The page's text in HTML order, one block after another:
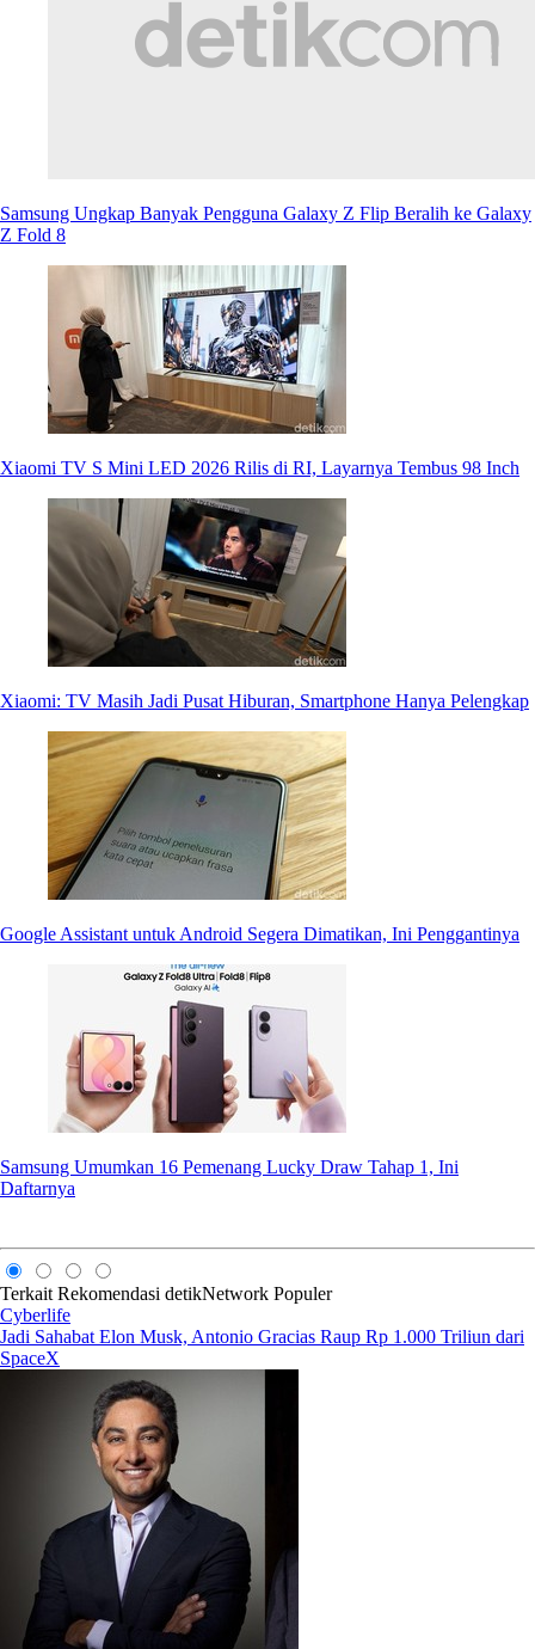
Samsung Ungkap Banyak Pengguna Galaxy Z Flip Beralih ke Galaxy
Z Fold 8
Xiaomi TV S Mini LED 2026 Rilis di RI, Layarnya Tembus 98 Inch
Xiaomi: TV Masih Jadi Pusat Hiburan, Smartphone Hanya Pelengkap
Google Assistant untuk Android Segera Dimatikan, Ini Penggantinya
Samsung Umumkan 16 Pemenang Lucky Draw Tahap 1, Ini
Daftarnya
Terkait Rekomendasi detikNetwork Populer
Cyberlife
Jadi Sahabat Elon Musk, Antonio Gracias Raup Rp 1.000 Triliun dari
SpaceX